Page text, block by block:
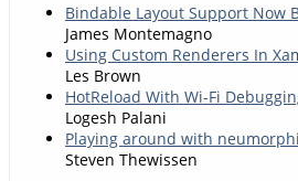
Bindable Layout Support Now
James Montemagno
Using Custom Renderers In
Les Brown
HotReload With Wi-Fi
Logesh Palani
Playing around with
Steven Thewissen